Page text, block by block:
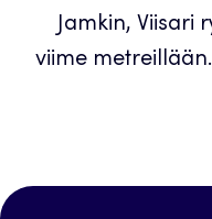
Jamkin, Viisari
viime